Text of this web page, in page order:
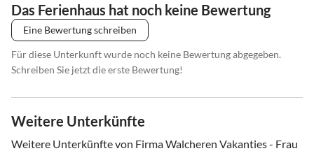
Das Ferienhaus hat noch keine Bewertung
Eine Bewertung schreiben
Für diese Unterkunft wurde noch keine Bewertung abgegeben.
Schreiben Sie jetzt die erste Bewertung!
Weitere Unterkünfte
Weitere Unterkünfte von Firma Walcheren Vakanties - Frau